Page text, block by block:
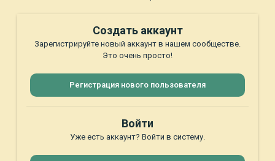
Создать аккаунт
Зарегистрируйте новый аккаунт в нашем сообществе.
Это очень просто!
Регистрация нового пользователя
Войти
Уже есть аккаунт? Войти в систему.